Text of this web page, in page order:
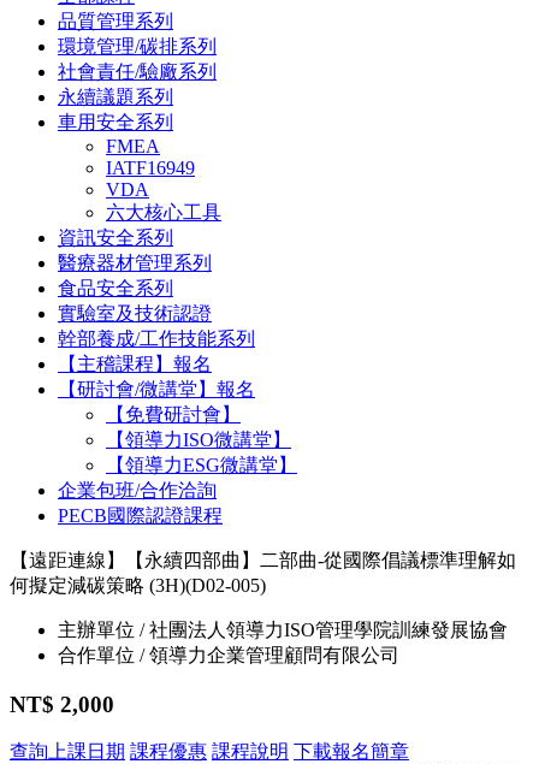
品質管理系列
環境管理/碳排系列
社會責任/驗廠系列
永續議題系列
車用安全系列
FMEA
IATF16949
VDA
六大核心工具
資訊安全系列
醫療器材管理系列
食品安全系列
實驗室及技術認證
幹部養成/工作技能系列
【主稽課程】報名
【研討會/微講堂】報名
【免費研討會】
【領導力ISO微講堂】
【領導力ESG微講堂】
企業包班/合作洽詢
PECB國際認證課程
【遠距連線】【永續四部曲】二部曲-從國際倡議標準理解如
何擬定減碳策略 (3H)(D02-005)
主辦單位 / 社團法人領導力ISO管理學院訓練發展協會
合作單位 / 領導力企業管理顧問有限公司
NT$ 2,000
查詢上課日期 課程優惠 課程說明 下載報名簡章